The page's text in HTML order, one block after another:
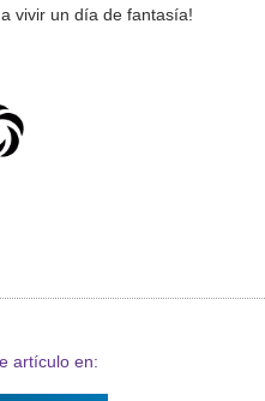
vivir un día de fantasía!
artículo en: